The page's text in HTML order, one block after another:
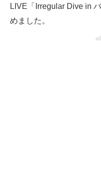
LIVE「Irregular Dive in
めました。